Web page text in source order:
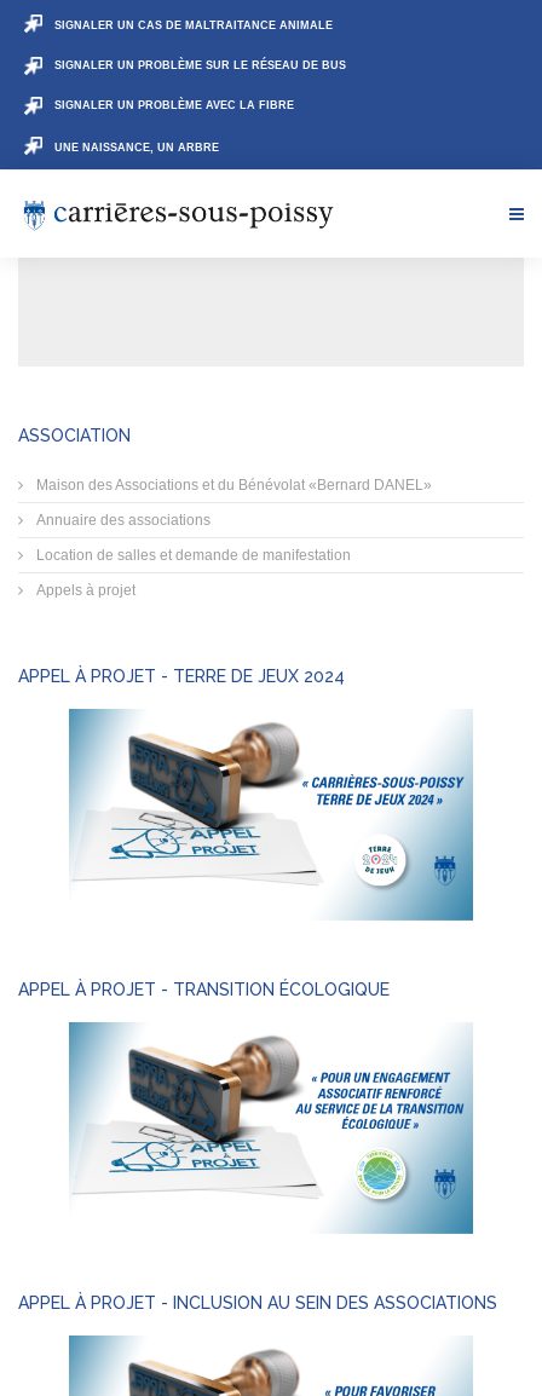
SIGNALER UN CAS DE MALTRAITANCE ANIMALE
SIGNALER UN PROBLÈME SUR LE RÉSEAU DE BUS
SIGNALER UN PROBLÈME AVEC LA FIBRE
UNE NAISSANCE, UN ARBRE
ASSOCIATION
Maison des Associations et du Bénévolat «Bernard DANEL»
Annuaire des associations
Location de salles et demande de manifestation
Appels à projet
APPEL À PROJET - TERRE DE JEUX 2024
APPEL À PROJET - TRANSITION ÉCOLOGIQUE
APPEL À PROJET - INCLUSION AU SEIN DES ASSOCIATIONS